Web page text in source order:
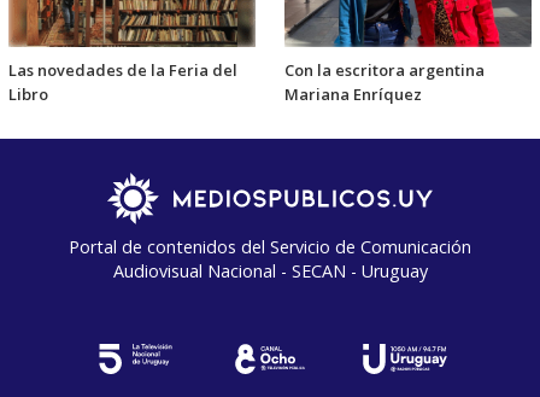
Las novedades de la Feria del
Libro
Con la escritora argentina
Mariana Enríquez
Portal de contenidos del Servicio de Comunicación
Audiovisual Nacional - SECAN - Uruguay